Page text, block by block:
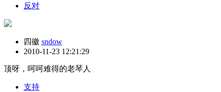
反对
四徽 sndow
2010-11-23 12:21:29
顶呀，呵呵难得的老琴人
支持